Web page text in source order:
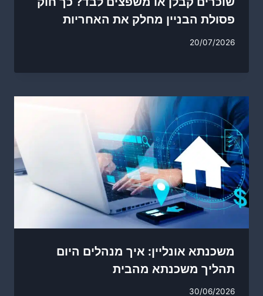
פסולת הבניין מחלק את האחריות
20/07/2026
משכנתא אונליין: איך מנהלים היום
תהליך משכנתא מהבית
30/06/2026